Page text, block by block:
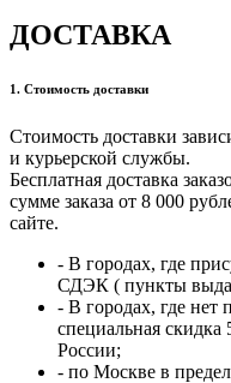
ДОСТАВКА
1. Стоимость доставки
Стоимость доставки
и курьерской службы.
Бесплатная доставка
сумме заказа от 8 000
сайте.
- В городах, где
СДЭК ( пункты
- В городах, где
специальная
России;
- по Москве в